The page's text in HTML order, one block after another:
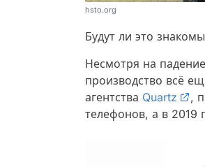
hsto.org
Будут ли это
Несмотря на
производство всё
агентства Quartz
,
телефонов, а в 2019